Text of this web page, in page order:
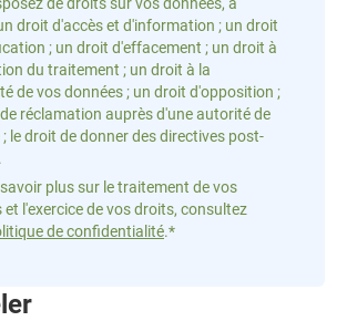
droit d'accès et d'information ; un droit
; un droit d'effacement ; un droit à
du traitement ; un droit à la
de vos données ; un droit d'opposition ;
réclamation auprès d'une autorité de
le droit de donner des directives post-
plus sur le traitement de vos
et l'exercice de vos droits, consultez
de confidentialité.*